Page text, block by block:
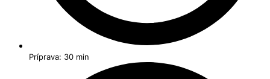
Príprava: 30 min